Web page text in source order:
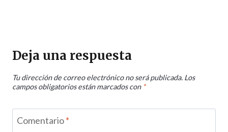
Deja una respuesta
Tu dirección de correo electrónico no será publicada. Los
campos obligatorios están marcados con *
Comentario*